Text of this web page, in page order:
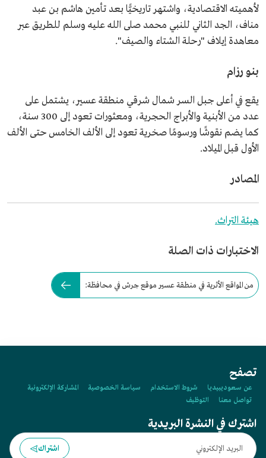
لأهميته الاقتصادية، واشتهر تاريخيًّا بعد تأمين هاشم بن عبد
مناف، الجد الثاني للنبي محمد صلى الله عليه وسلم للطريق عبر
معاهدة إيلاف "رحلة الشتاء والصيف".
بنو رزام
يقع في أعلى جبل السر شمال شرقي منطقة عسير، يشتمل على
عدد من الأبنية والأبراج الحجرية، ومعثورات تعود إلى 300 سنة،
كما يضم نقوشًا ورسومًا صخرية تعود إلى الألف الخامس حتى الألف
الأول قبل الميلاد.
المصادر
هيئة التراث.
الاختبارات ذات الصلة
من المواقع الأثرية في منطقة عسير موقع جرش في محافظة:
تصفح
عن سعوديبيديا شروط الاستخدام سياسة الخصوصية
المشاركة الإلكترونية
تواصل معنا
التوظيف
اشترك في النشرة البريدية
اشتراك